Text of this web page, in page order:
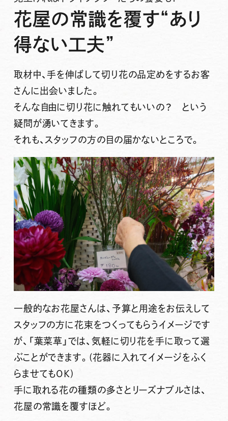
花屋の常識を覆す“あり
得ない工夫”
取材中、手を伸ばして切り花の品定めをするお客
さんに出会いました。
そんな自由に切り花に触れてもいいの？ という
疑問が湧いてきます。
それも、スタッフの方の目の届かないところで。
一般的なお花屋さんは、予算と用途をお伝えして
スタッフの方に花束をつくってもらうイメージです
が、「葉菜草」では、気軽に切り花を手に取って選
ぶことができます。(花器に入れてイメージをふく
らませてもOK)
手に取れる花の種類の多さとリーズナブルさは、
花屋の常識を覆すほど。